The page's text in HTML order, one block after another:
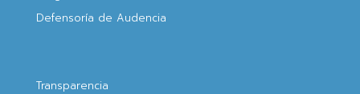
Defensoría de Audencia
Transparencia